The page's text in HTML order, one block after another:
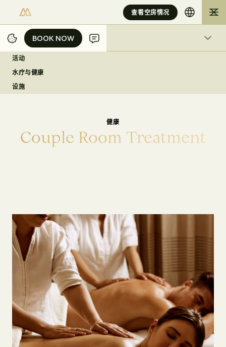
BOOK NOW
BOOK NOW
水疗与健康
活动
水疗与健康
设施
查看空房情况
家 /JAKARTA
COUPLE ROOM TREATMENT
健康
Couple Room Treatment